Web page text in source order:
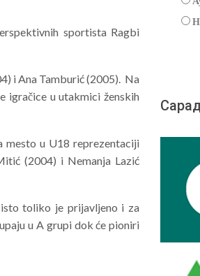
sportista Ragbi
i Ana Tamburić (2005). Na
igračice u utakmici ženskih
mesto u U18 reprezentaciji
(2004) i Nemanja Lazić
toliko je prijavljeno i za
u A grupi dok će pioniri